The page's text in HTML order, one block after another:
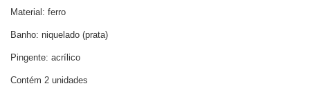
Material: ferro
Banho: niquelado (prata)
Pingente: acrílico
Contém 2 unidades